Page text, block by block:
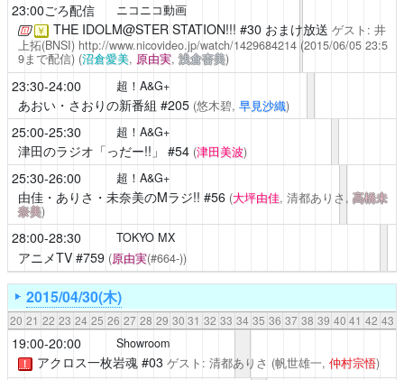
23:00ごろ配信 ニコニコ動画
￥ THE IDOLM@STER STATION!!! #30 おまけ放送 ゲスト: 井
上拓(BNSI) http://www.nicovideo.jp/watch/1429684214(2015/06/05 23:5
9まで配信) (沼倉愛美, 原由実,浅倉杏美)
23:30-24:00 超！A&G+
あおい・さおりの新番組 #205 (悠木碧, 早見沙織)
25:00-25:30 超！A&G+
津田のラジオ「っだー!!」 #54 (津田美波)
25:30-26:00 超！A&G+
由佳・ありさ・未奈美のMラジ!! #56 (大坪由佳, 清都ありさ,高橋未
奈美)
28:00-28:30 TOKYO MX
アニメTV#759 (原由実(#664-))
2015/04/30(木)
20 21 22 23 24 25 26 27 28 29 30 31 32 33 34 35 36 37 38 39 40 41 42 43
19:00-20:00 Showroom
！ アクロス一枚岩魂#03 ゲスト: 清都ありさ (帆世雄一, 仲村宗悟)